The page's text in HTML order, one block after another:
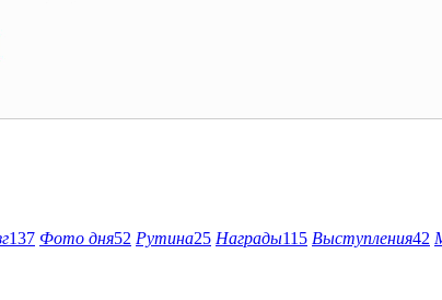
137 Фото дня52 Рутина25 Награды115 Выступления42